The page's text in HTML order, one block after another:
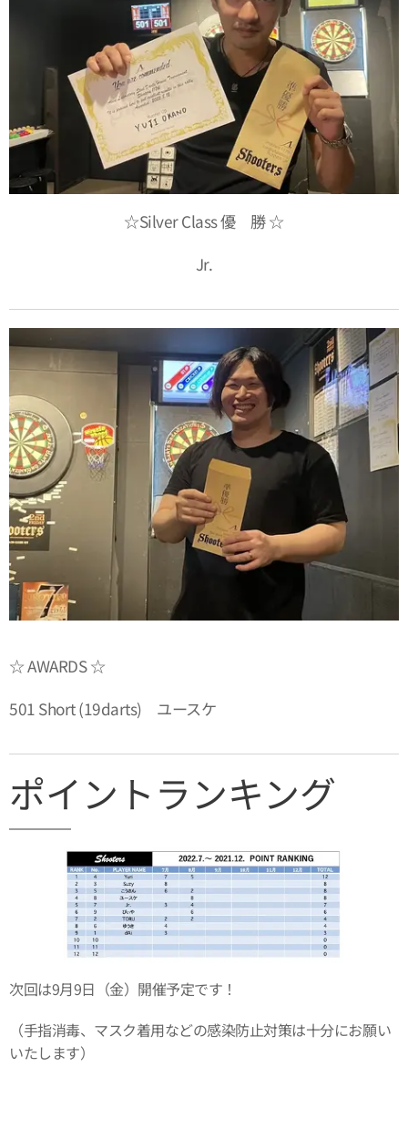
☆Silver Class 優 勝 ☆
Jr.
☆ AWARDS ☆
501 Short (19darts) ユースケ
ポイントランキング
次回は9月9日（金）開催予定です！
（手指消毒、マスク着用などの感染防止対策は十分にお願い
いたします）